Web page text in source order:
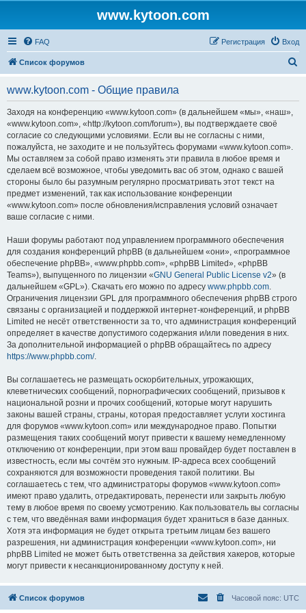
www.kytoon.com
FAQ Вход
Регистрация
Список форумов
www.kytoon.com - Общие правила
Заходя на конференцию «www.kytoon.com» (в дальнейшем «мы», «наш»,
«www.kytoon.com», «http://kytoon.com/forum»), вы подтверждаете своё
согласие со следующими условиями. Если вы не согласны с ними,
пожалуйста, не заходите и не пользуйтесь форумами «www.kytoon.com».
Мы оставляем за собой право изменять эти правила в любое время и
сделаем всё возможное, чтобы уведомить вас об этом, однако с вашей
стороны было бы разумным регулярно просматривать этот текст на
предмет изменений, так как использование конференции
«www.kytoon.com» после обновления/исправления условий означает
ваше согласие с ними.
Наши форумы работают под управлением программного обеспечения
для создания конференций phpBB (в дальнейшем «они», «программное
обеспечение phpBB», «www.phpbb.com», «phpBB Limited», «phpBB
Teams»), выпущенного по лицензии «GNU General Public License v2» (в
дальнейшем «GPL»). Скачать его можно по адресу www.phpbb.com.
Ограничения лицензии GPL для программного обеспечения phpBB строго
связаны с организацией и поддержкой интернет-конференций, и phpBB
Limited не несёт ответственности за то, что администрация конференций
определяет в качестве допустимого содержания и/или поведения в них.
За дополнительной информацией о phpBB обращайтесь по адресу
https://www.phpbb.com/.
Вы соглашаетесь не размещать оскорбительных, угрожающих,
клеветнических сообщений, порнографических сообщений, призывов к
национальной розни и прочих сообщений, которые могут нарушить
законы вашей страны, страны, которая предоставляет услуги хостинга
для форумов «www.kytoon.com» или международное право. Попытки
размещения таких сообщений могут привести к вашему немедленному
отключению от конференции, при этом ваш провайдер будет поставлен в
известность, если мы сочтём это нужным. IP-адреса всех сообщений
сохраняются для возможности проведения такой политики. Вы
соглашаетесь с тем, что администраторы форумов «www.kytoon.com»
имеют право удалить, отредактировать, перенести или закрыть любую
тему в любое время по своему усмотрению. Как пользователь вы согласны
с тем, что введённая вами информация будет храниться в базе данных.
Хотя эта информация не будет открыта третьим лицам без вашего
разрешения, ни администрация конференции «www.kytoon.com», ни
phpBB Limited не может быть ответственна за действия хакеров, которые
могут привести к несанкционированному доступу к ней.
Список форумов Часовой пояс: UTC